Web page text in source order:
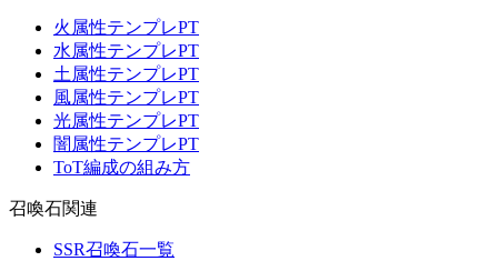
火属性テンプレPT
水属性テンプレPT
土属性テンプレPT
風属性テンプレPT
光属性テンプレPT
闇属性テンプレPT
ToT編成の組み方
召喚石関連
SSR召喚石一覧